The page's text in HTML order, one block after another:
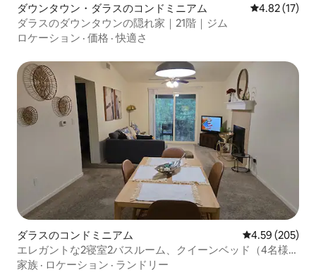
ダウンタウン・ダラスのコンドミニアム レビュー17
4.82 (17)
ダラスのダウンタウンの隠れ家｜21階｜ジム
ロケーション · 価格 ·快適さ
ダラスのコンドミニアム レビュー205
4.59 (205)
エレガントな2寝室2バスルーム、クイーンベッド（4名様以
上）。
家族 · ロケーション · ランドリー